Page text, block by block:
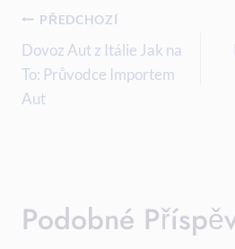
Navigace
Pro
Příspěvek
PŘEDCHOZÍ
Dovoz Aut z Itálie Jak na
To: Průvodce Importem
Aut
Podobné